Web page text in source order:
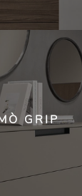
GRIP